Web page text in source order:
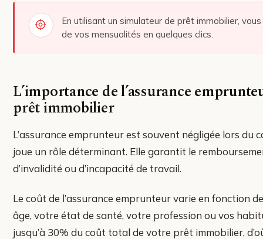
En utilisant un simulateur de prêt immobilier,
de vos mensualités en quelques clics.
L’importance de l’assurance
prêt immobilier
L’assurance emprunteur est souvent négligée lors du
joue un rôle déterminant. Elle garantit le
d’invalidité ou d’incapacité de travail.
Le coût de l’assurance emprunteur varie en fonction
âge, votre état de santé, votre profession ou vos
jusqu’à 30% du coût total de votre prêt immobilier,